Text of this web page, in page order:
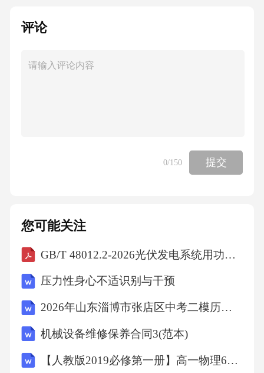
防与发现口腔清洁饮食习惯氟化物应用定期口
次，使用含氟牙膏，并由家长监督。减少高糖
处进行口腔检查，及时发现蛀牙早期症状。牙
齿受伤应急处理6px6px6px若乳牙发生松动或移
牙齿咬硬物或咀嚼食物。避免用牙受伤牙齿如
果孩子牙齿受伤出血，应立即用干净的纱布或
棉球止血，并用温开水漱口清洁口腔。止血与
入牙槽等，应尽快就医治疗。及时就医04牙龈
敏感注意事项温和护理使用软毛牙刷轻柔刷
牙，避免过度用力损伤牙龈。01避免刺激不要
评论
0/150 提交
您可能关注
GB/T 48012.2-2026光伏发电系统用功率转换设备安全性第2部分：逆变器的特定要求
压力性身心不适识别与干预
2026年山东淄博市张店区中考二模历史试卷（文字版含答案）
机械设备维修保养合同3(范本)
【人教版2019必修第一册】高一物理6超重和失重（教学设计）教案